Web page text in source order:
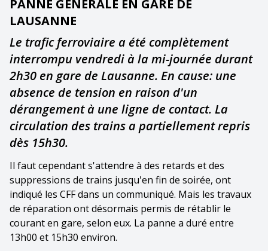
PANNE GÉNÉRALE EN GARE DE
LAUSANNE
Le trafic ferroviaire a été complètement
interrompu vendredi à la mi-journée durant
2h30 en gare de Lausanne. En cause: une
absence de tension en raison d'un
dérangement à une ligne de contact. La
circulation des trains a partiellement repris
dès 15h30.
Il faut cependant s'attendre à des retards et des
suppressions de trains jusqu'en fin de soirée, ont
indiqué les CFF dans un communiqué. Mais les travaux
de réparation ont désormais permis de rétablir le
courant en gare, selon eux. La panne a duré entre
13h00 et 15h30 environ.